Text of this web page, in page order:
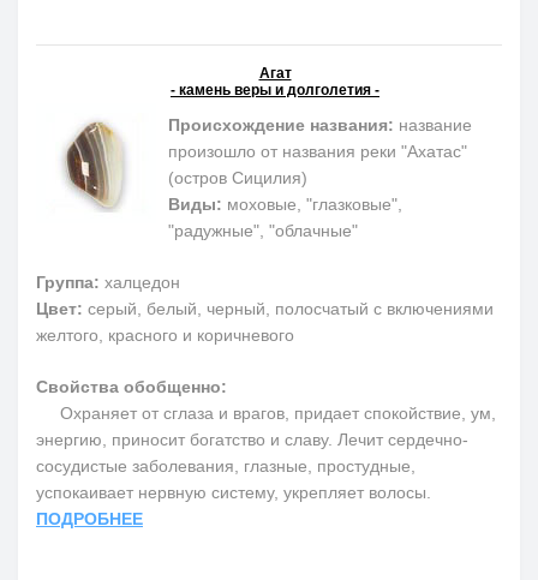
Агат
- камень веры и долголетия -
Происхождение названия: название
произошло от названия реки "Ахатас"
(остров Сицилия)
Виды: моховые, "глазковые",
"радужные", "облачные"
Группа: халцедон
Цвет: серый, белый, черный, полосчатый с включениями
желтого, красного и коричневого
Свойства обобщенно:
Охраняет от сглаза и врагов, придает спокойствие, ум,
энергию, приносит богатство и славу. Лечит сердечно-
сосудистые заболевания, глазные, простудные,
успокаивает нервную систему, укрепляет волосы.
ПОДРОБНЕЕ